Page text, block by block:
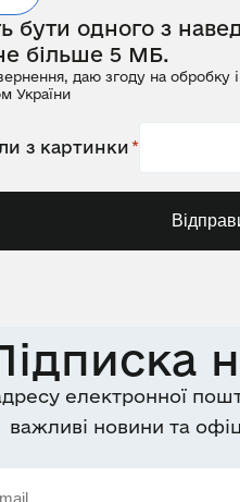
бути одного з
більше 5 МБ.
даю згоду на обробку
України
з картинки
електронної
важливі новини та